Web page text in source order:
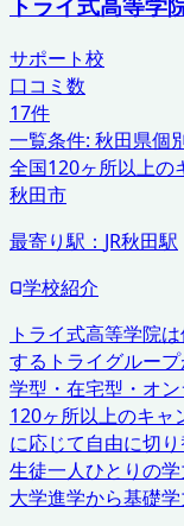
サポート校
口コミ数
17件
一覧条件: 秋田県個
全国120ヶ所以上の
秋田市
最寄り駅： JR秋田駅
学校紹介
トライ式高等学院
するトライグルー
学型・在宅型・オ
120ヶ所以上のキャ
に応じて自由に切
生徒一人ひとりの
大学進学から基礎